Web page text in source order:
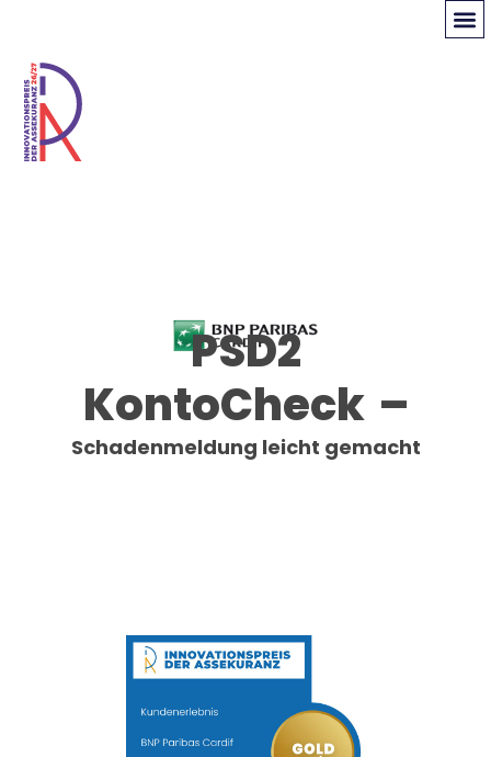
PSD2
KontoCheck –
Schadenmeldung leicht gemacht